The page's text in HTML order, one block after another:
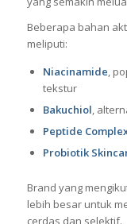
Beberapa bahan
meliputi:
Niacinamide,
tekstur
Bakuchiol,
Peptide
Probiotik
Brand yang
lebih besar untuk
cerdas dan selektif.